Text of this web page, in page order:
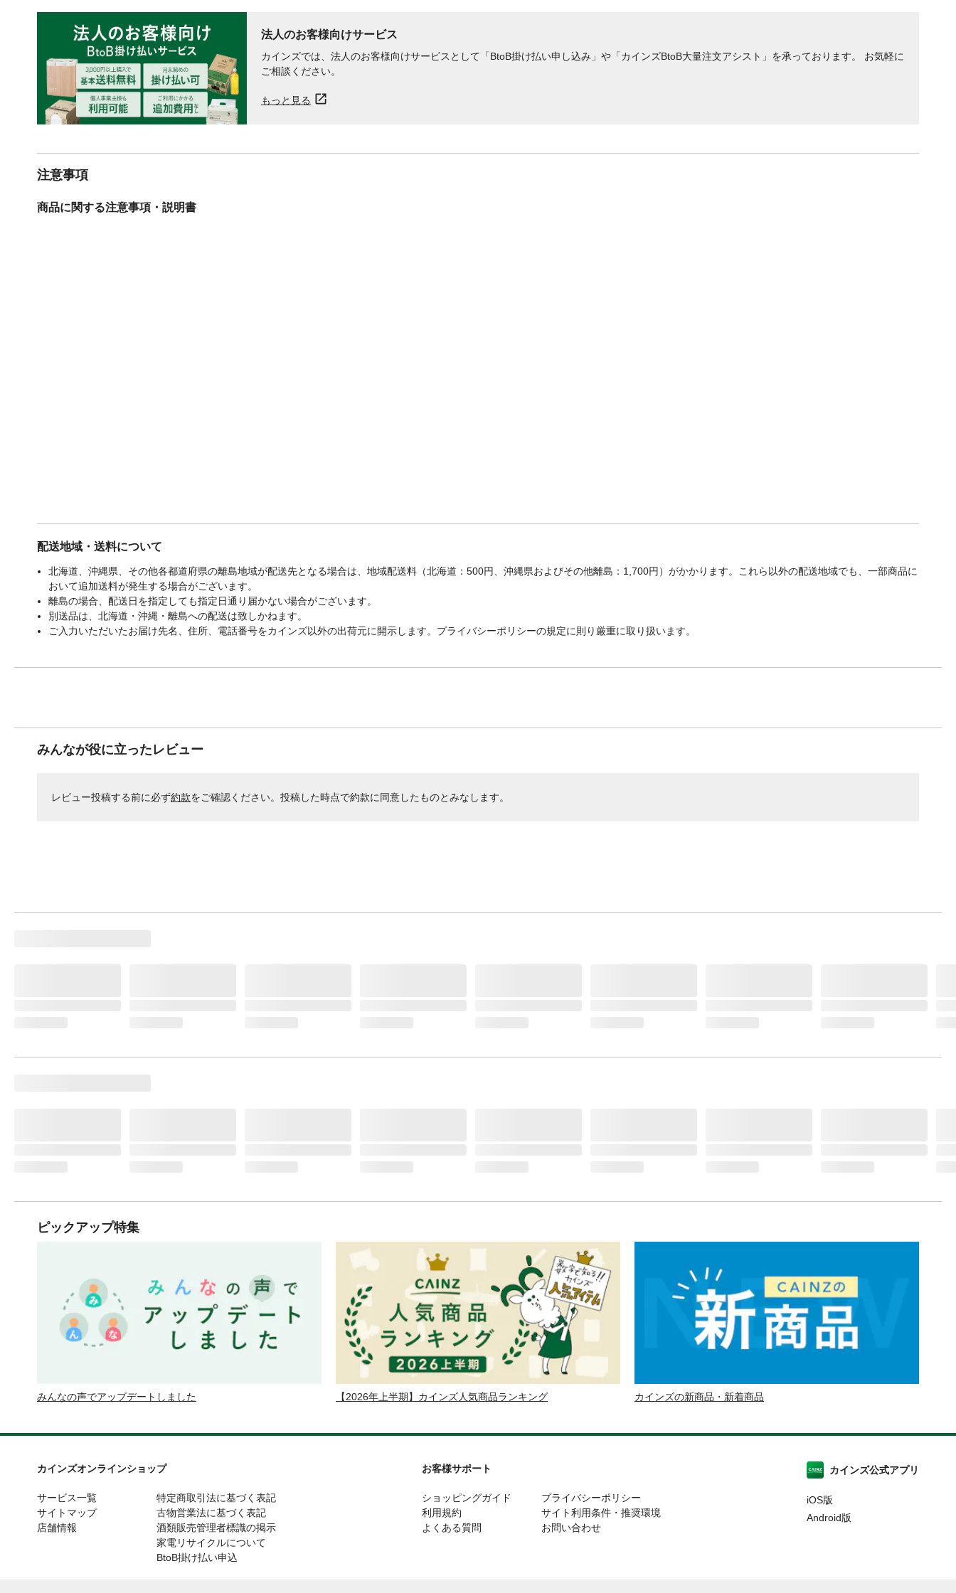
法人のお客様向けサービス
カインズでは、法人のお客様向けサービスとして「BtoB掛け払い申し込み」や「カインズBtoB大量注文アシスト」を承っております。 お気軽に
ご相談ください。
もっと見る
注意事項
商品に関する注意事項・説明書
配送地域・送料について
北海道、沖縄県、その他各都道府県の離島地域が配送先となる場合は、地域配送料（北海道：500円、沖縄県およびその他離島：1,700円）がかかります。これら以外の配送地域でも、一部商品に
おいて追加送料が発生する場合がございます。
離島の場合、配送日を指定しても指定日通り届かない場合がございます。
別送品は、北海道・沖縄・離島への配送は致しかねます。
ご入力いただいたお届け先名、住所、電話番号をカインズ以外の出荷元に開示します。プライバシーポリシーの規定に則り厳重に取り扱います。
みんなが役に立ったレビュー
レビュー投稿する前に必ず約款をご確認ください。投稿した時点で約款に同意したものとみなします。
ピックアップ特集
みんなの声でアップデートしました 【2026年上半期】カインズ人気商品ランキング カインズの新商品・新着商品
カインズオンラインショップ
サービス一覧
サイトマップ
店舗情報
特定商取引法に基づく表記
古物営業法に基づく表記
酒類販売管理者標識の掲示
家電リサイクルについて
BtoB掛け払い申込
お客様サポート
ショッピングガイド
利用規約
よくある質問
プライバシーポリシー
サイト利用条件・推奨環境
お問い合わせ
カインズ公式アプリ
iOS版
Android版